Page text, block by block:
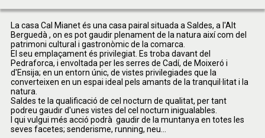
La casa Cal Mianet és una casa pairal situada a Saldes, a l'Alt
Berguedà , on es pot gaudir plenament de la natura així­ com del
patrimoni cultural i gastronòmic de la comarca.
El seu emplaçament és privilegiat. Es troba davant del
Pedraforca, i envoltada per les serres de Cadí­, de Moixeró i
d'Ensija; en un entorn únic, de vistes privilegiades que la
converteixen en un espai ideal pels amants de la tranquil·litat i la
natura.
Saldes te la qualificació de cel nocturn de qualitat, per tant
podreu gaudir d'unes vistes del cel nocturn inigualables.
I qui vulgui més acció podrà gaudir de la muntanya en totes les
seves facetes; senderisme, running, neu...